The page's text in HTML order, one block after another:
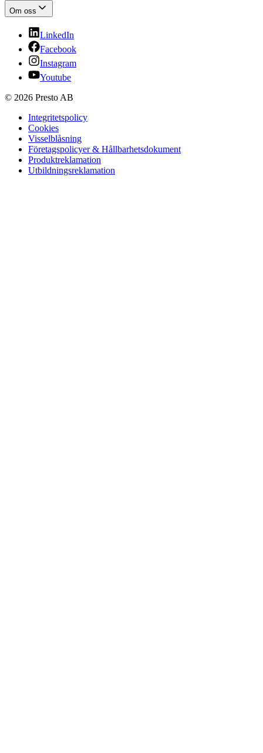
Om oss
LinkedIn
Facebook
Instagram
Youtube
© 2026 Presto AB
Integritetspolicy
Cookies
Visselblåsning
Företagspolicyer & Hållbarhetsdokument
Produktreklamation
Utbildningsreklamation